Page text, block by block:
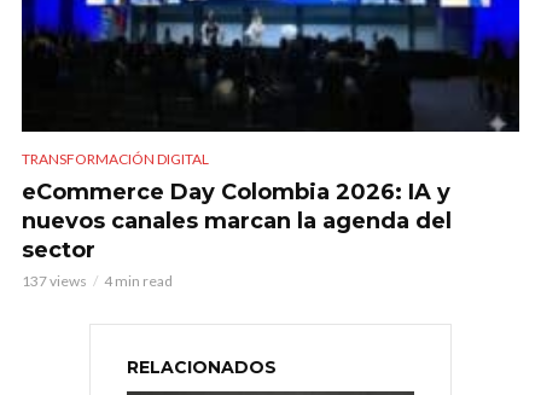
TRANSFORMACIÓN DIGITAL
eCommerce Day Colombia 2026: IA y
nuevos canales marcan la agenda del
sector
137 views 4 min read
RELACIONADOS